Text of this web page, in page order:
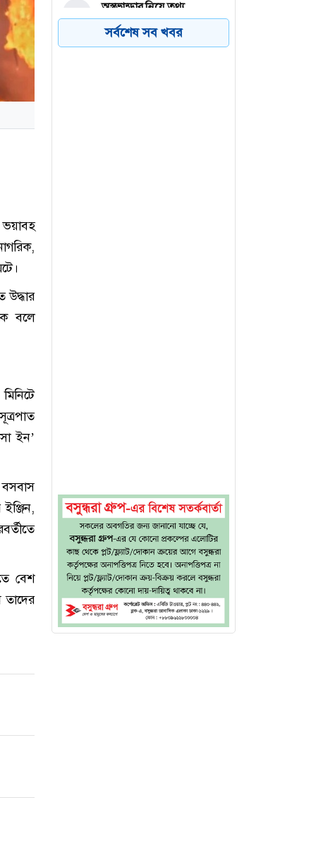
ভয়াবহ
উদ্ধার
বলে
ইন’
বসবাস
বেশ
তাদের
অস্ত্রভান্ডার নিয়ে তথ্য
ফাঁসকারীদের কারাদণ্ডের
হুঁশিয়ারি ট্রাম্পের
৪
সর্বশেষ সব খবর